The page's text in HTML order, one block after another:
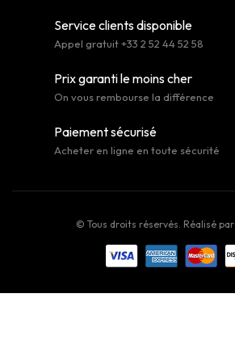
Service clients disponible
Appel gratuit +33 2 52 44 52 58
Prix garanti le moins cher
On vous rembourse la différence
Paiement sécurisé
Acheter en ligne en toute sécurité
© Tous droits réservés. Réalisé par